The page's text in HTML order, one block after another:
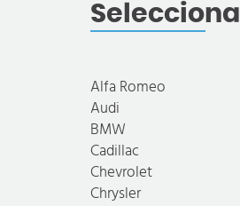
Alfa Romeo
Audi
BMW
Cadillac
Chevrolet
Chrysler